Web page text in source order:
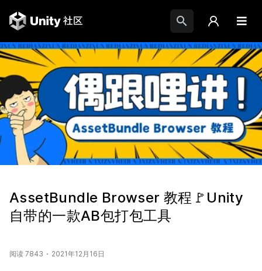
AssetBundle Browser 教程🚩Unity
自带的一款AB包打包工具
阅读 7843 2021年12月16日